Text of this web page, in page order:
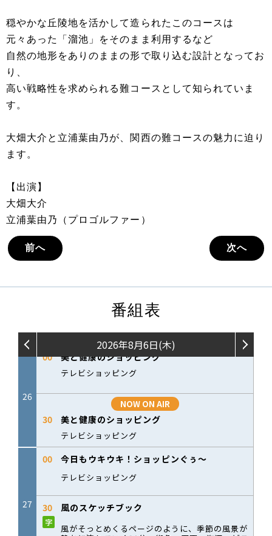
穏やかな丘陵地を活かして造られたこのコースは
元々あった「溜池」をそのまま利用するなど
自然の地形をありのままの形で取り込む設計となってお
り、
高い戦略性を求められる難コースとして知られていま
す。
大畑大介と立浦葉由乃が、関西の難コースの魅力に迫り
ます。
【出演】
大畑大介
立浦葉由乃（プロゴルファー）
前へ 次へ
番組表